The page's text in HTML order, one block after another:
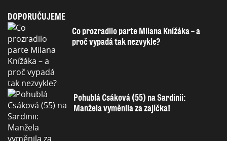
DOPORUČUJEME
Co prozradilo parte Milana Knížáka – a
proč vypadá tak nezvykle?
Pohublá Csáková (55) na Sardinii:
Manžela vyměnila za zajíčka!